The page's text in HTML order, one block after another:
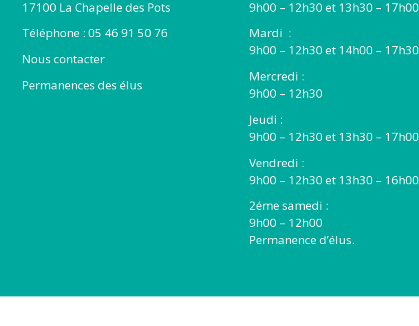
17100 La Chapelle des Pots
Téléphone : 05 46 91 50 76
Nous contacter
Permanences des élus
9h00 – 12h30 et 13h30 – 17h00
Mardi :
9h00 – 12h30 et 14h00 – 17h30
Mercredi :
9h00 – 12h30
Jeudi :
9h00 – 12h30 et 13h30 – 17h00
Vendredi :
9h00 – 12h30 et 13h30 – 16h00
2éme samedi :
9h00 – 12h00
Permanence d’élus.